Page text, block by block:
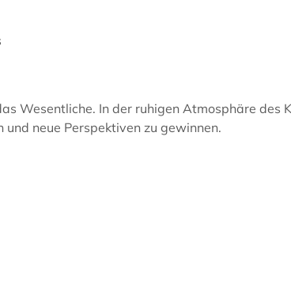
Wesentliche. In der ruhigen Atmosphäre des
neue Perspektiven zu gewinnen.